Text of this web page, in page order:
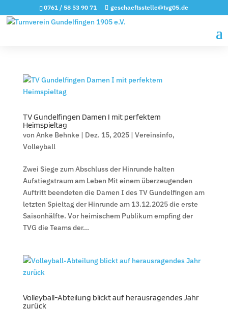
0761 / 58 53 90 71 geschaeftsstelle@tvg05.de
TV Gundelfingen Damen I mit perfektem
Heimspieltag
von Anke Behnke| Dez. 15, 2025| Vereinsinfo,
Volleyball
Zwei Siege zum Abschluss der Hinrunde halten
Aufstiegstraum am Leben Mit einem überzeugenden
Auftritt beendeten die Damen I des TV Gundelfingen am
letzten Spieltag der Hinrunde am 13.12.2025 die erste
Saisonhälfte. Vor heimischem Publikum empfing der
TVG die Teams der...
Volleyball-Abteilung blickt auf herausragendes Jahr
zurück